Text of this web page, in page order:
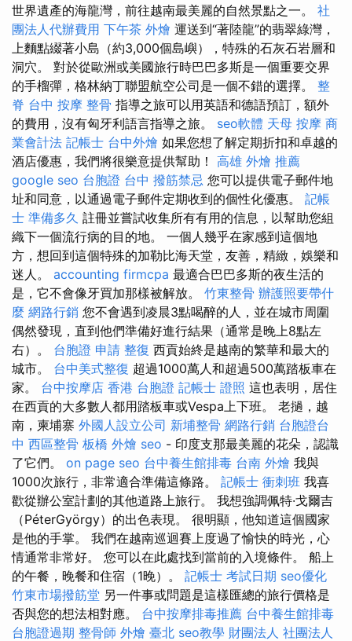
世界遺產的海龍灣，前往越南最美麗的自然景點之一。 社
團法人代辦費用 下午茶 外燴 運送到“著陸龍”的翡翠綠灣，
上麵點綴著小島（約3,000個島嶼），特殊的石灰石岩層和
洞穴。 對於從歐洲或美國旅行時巴巴多斯是一個重要交界
的手榴彈，格林納丁聯盟航空公司是一個不錯的選擇。 整
脊 台中 按摩 整骨 指導之旅可以用英語和德語預訂，額外
的費用，沒有匈牙利語言指導之旅。 seo軟體 天母 按摩 商
業會計法 記帳士 台中外燴 如果您想了解定期折扣和卓越的
酒店優惠，我們將很樂意提供幫助！ 高雄 外燴 推薦
google seo 台胞證 台中 撥筋禁忌 您可以提供電子郵件地
址和同意，以通過電子郵件定期收到的個性化優惠。 記帳
士 準備多久 註冊並嘗試收集所有有用的信息，以幫助您組
織下一個流行病的目的地。 一個人幾乎在家感到這個地
方，想回到這個特殊的加勒比海天堂，友善，精緻，娛樂和
迷人。 accounting firmcpa 最適合巴巴多斯的夜生活的
是，它不會像牙買加那樣被解放。 竹東整骨 辦護照要帶什
麼 網路行銷 您不會遇到凌晨3點喝醉的人，並在城市周圍
偶然發現，直到他們準備好進行結果（通常是晚上8點左
右）。 台胞證 申請 整復 西貢始終是越南的繁華和最大的
城市。 台中美式整復 超過1000萬人和超過500萬踏板車在
家。 台中按摩店 香港 台胞證 記帳士 證照 這也表明，居住
在西貢的大多數人都用踏板車或Vespa上下班。 老撾，越
南，柬埔寨 外國人設立公司 新埔整骨 網路行銷 台胞證台
中 西區整骨 板橋 外燴 seo - 印度支那最美麗的花朵，認識
了它們。 on page seo 台中養生館排毒 台南 外燴 我與
1000次旅行，非常適合準備這條路。 記帳士 衝刺班 我喜
歡從辦公室計劃的其他道路上旅行。 我想強調佩特·戈爾吉
（PéterGyörgy）的出色表現。 很明顯，他知道這個國家
是他的手掌。 我們在越南巡迴賽上度過了愉快的時光，心
情通常非常好。 您可以在此處找到當前的入境條件。 船上
的午餐，晚餐和住宿（1晚）。 記帳士 考試日期 seo優化
竹東市場撥筋堂 另一件事或問題是這樣匯總的旅行價格是
否與您的想法相對應。 台中按摩排毒推薦 台中養生館排毒
台胞證過期 整骨師 外燴 臺北 seo教學 財團法人 社團法人